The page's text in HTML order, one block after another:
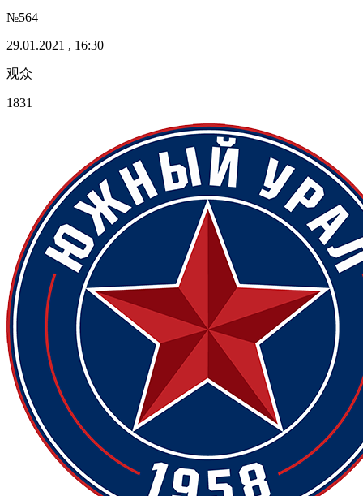
№564
29.01.2021 , 16:30
观众
1831